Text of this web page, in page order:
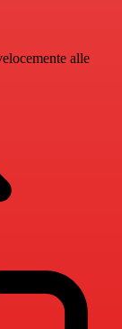
alle